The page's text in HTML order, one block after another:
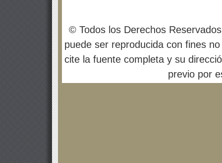
© Todos los Derechos
puede ser reproducida con fines
cite la fuente completa y su
previo por